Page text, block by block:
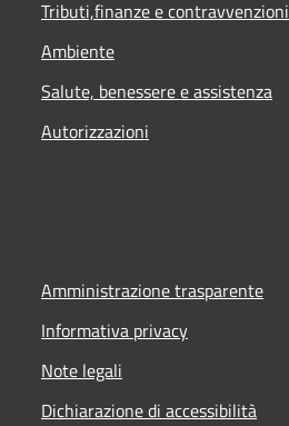
Tributi,finanze e contravvenzioni
Ambiente
Salute, benessere e assistenza
Autorizzazioni
Amministrazione trasparente
Informativa privacy
Note legali
Dichiarazione di accessibilità